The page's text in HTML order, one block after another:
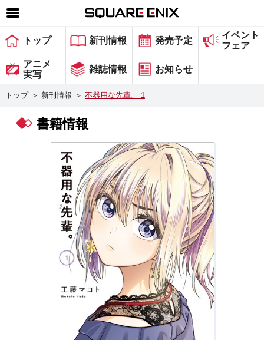
SQUARE ENIX 公式サイトメニュー
ゲーム
マガジン＆ブックス
グッズ
会社情報 採用情報
スクウェア・エニックス サイト内検索
トップ 新刊情報 発売予定
イベント
フェア
アニメ
実写
雑誌情報 お知らせ
トップ ＞ 新刊情報 ＞ 不器用な先輩。 1
書籍情報